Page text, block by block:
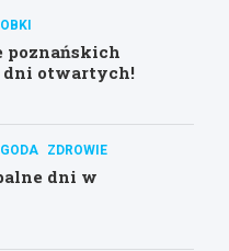
poznańskich
dni otwartych!
ZDROWIE
dni w